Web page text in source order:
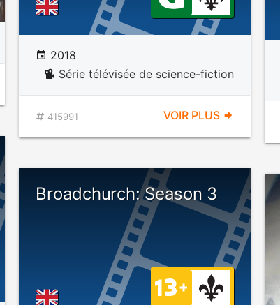
2018
Série télévisée de science-fiction
415991 VOIR PLUS
Broadchurch: Season 3